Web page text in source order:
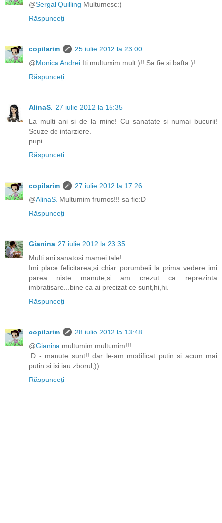
@Sergal Quilling Multumesc:)
Răspundeți
copilarim
25 iulie 2012 la 23:00
@Monica Andrei Iti multumim mult:)!! Sa fie si bafta:)!
Răspundeți
AlinaS. 27 iulie 2012 la 15:35
La multi ani si de la mine! Cu sanatate si numai bucurii!
Scuze de intarziere.
pupi
Răspundeți
copilarim
27 iulie 2012 la 17:26
@AlinaS. Multumim frumos!!! sa fie:D
Răspundeți
Gianina 27 iulie 2012 la 23:35
Multi ani sanatosi mamei tale!
Imi place felicitarea,si chiar porumbeii la prima vedere imi
parea niste manute,si am crezut ca reprezinta
imbratisare...bine ca ai precizat ce sunt,hi,hi.
Răspundeți
copilarim
28 iulie 2012 la 13:48
@Gianina multumim multumim!!!
:D - manute sunt!! dar le-am modificat putin si acum mai
putin si isi iau zborul;))
Răspundeți